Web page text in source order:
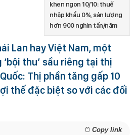
khen ngon 10/10: thuế
nhập khẩu 0%, sản lượng
hơn 900 nghìn tấn/năm
Lan hay Việt Nam, một
thu’ sầu riêng tại thị
Thị phần tăng gấp 10
thế đặc biệt so với các đối
Copy link